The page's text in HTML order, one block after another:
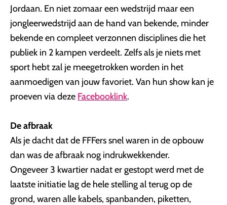
Jordaan. En niet zomaar een wedstrijd maar een
jongleerwedstrijd aan de hand van bekende, minder
bekende en compleet verzonnen disciplines die het
publiek in 2 kampen verdeelt. Zelfs als je niets met
sport hebt zal je meegetrokken worden in het
aanmoedigen van jouw favoriet. Van hun show kan je
proeven via deze Facebooklink.
De afbraak
Als je dacht dat de FFFers snel waren in de opbouw
dan was de afbraak nog indrukwekkender.
Ongeveer 3 kwartier nadat er gestopt werd met de
laatste initiatie lag de hele stelling al terug op de
grond, waren alle kabels, spanbanden, piketten,